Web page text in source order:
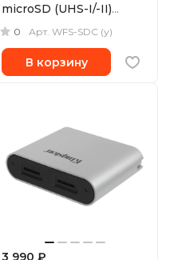
microSD (UHS-I/-II)
(уцененный)
0 Арт. WFS-SDC (у)
В корзину
3 990 ₽